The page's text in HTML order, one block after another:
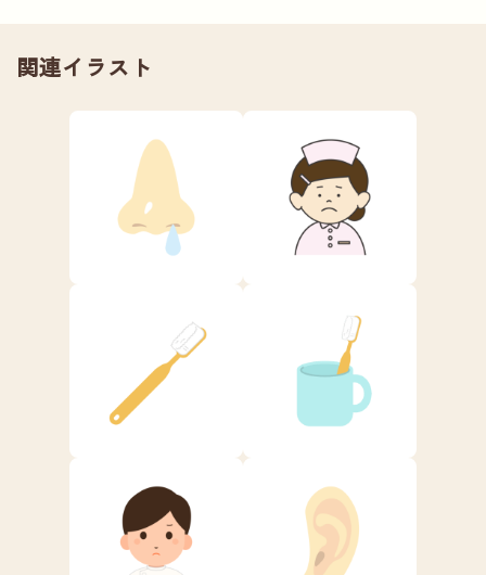
関連イラスト